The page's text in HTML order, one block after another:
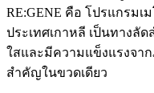
RE:GENE คือ โปรแกรม
ประเทศเกาหลี เป็นทางลั
ใสและมีความแข็งแรงจา
สำคัญในขวดเดียว